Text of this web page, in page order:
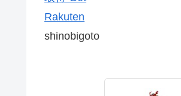
Rakuten
shinobigoto